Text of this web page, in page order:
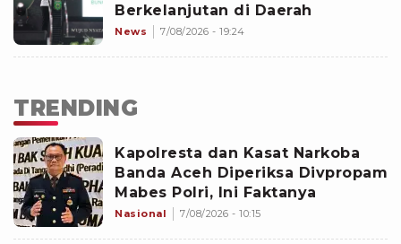
Berkelanjutan di Daerah
News 7/08/2026 - 19:24
TRENDING
Kapolresta dan Kasat Narkoba
Banda Aceh Diperiksa Divpropam
Mabes Polri, Ini Faktanya
Nasional 7/08/2026 - 10:15